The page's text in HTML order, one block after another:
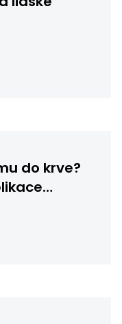
do krve?